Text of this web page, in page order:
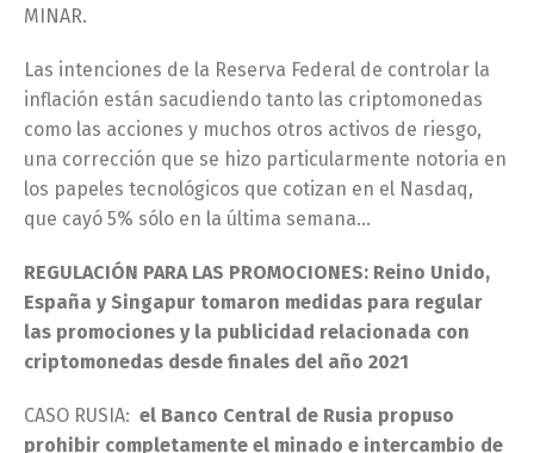
MINAR.
Las intenciones de la Reserva Federal de controlar la
inflación están sacudiendo tanto las criptomonedas
como las acciones y muchos otros activos de riesgo,
una corrección que se hizo particularmente notoria en
los papeles tecnológicos que cotizan en el Nasdaq,
que cayó 5% sólo en la última semana…
REGULACIÓN PARA LAS PROMOCIONES: Reino Unido,
España y Singapur tomaron medidas para regular
las promociones y la publicidad relacionada con
criptomonedas desde finales del año 2021
CASO RUSIA: el Banco Central de Rusia propuso
prohibir completamente el minado e intercambio de